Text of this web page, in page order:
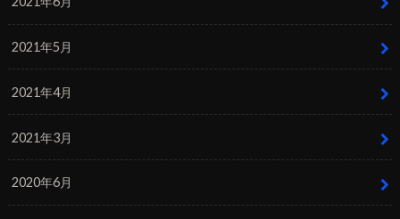
2021年5月
2021年4月
2021年3月
2020年6月